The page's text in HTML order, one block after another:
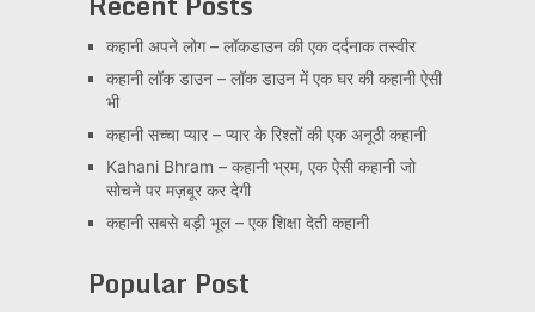
कहानी अपने लोग – लॉकडाउन की एक दर्दनाक तस्वीर
कहानी लॉक डाउन – लॉक डाउन में एक घर की कहानी ऐसी
भी
कहानी सच्चा प्यार – प्यार के रिश्तों की एक अनूठी कहानी
Kahani Bhram – कहानी भ्रम, एक ऐसी कहानी जो
सोचने पर मज़बूर कर देगी
कहानी सबसे बड़ी भूल – एक शिक्षा देती कहानी
Popular Post